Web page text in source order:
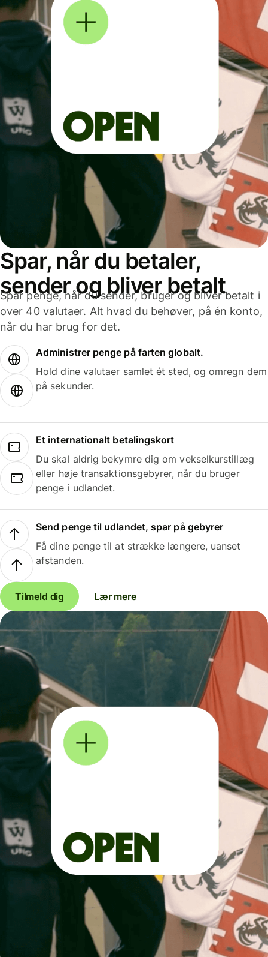
Spar, når du betaler,
sender og bliver betalt
Spar penge, når du sender, bruger og bliver betalt i
over 40 valutaer. Alt hvad du behøver, på én konto,
når du har brug for det.
Administrer penge på farten globalt.
Hold dine valutaer samlet ét sted, og omregn dem
på sekunder.
Et internationalt betalingskort
Du skal aldrig bekymre dig om vekselkurstillæg
eller høje transaktionsgebyrer, når du bruger
penge i udlandet.
Send penge til udlandet, spar på gebyrer
Få dine penge til at strække længere, uanset
afstanden.
Tilmeld dig Lær mere